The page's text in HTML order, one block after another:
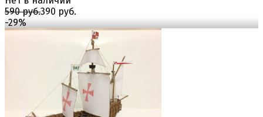
сравнить
590 руб.390 руб.
-29%